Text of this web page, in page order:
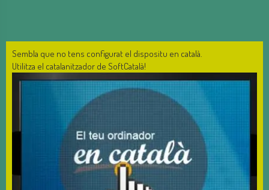
Sembla que no tens configurat el dispositu en català.
Utilitza el catalanitzador de SoftCatalà!